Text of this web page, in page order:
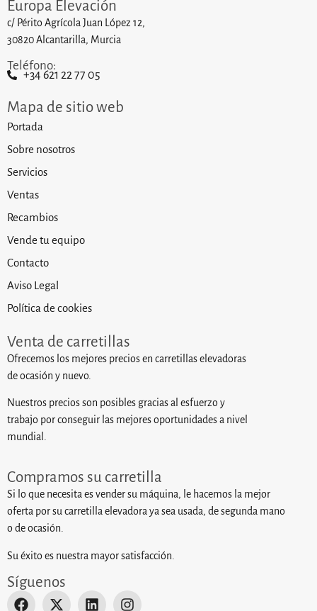
Europa Elevación
c/ Périto Agrícola Juan López 12,
30820 Alcantarilla, Murcia
Teléfono:
+34 621 22 77 05
Mapa de sitio web
Portada
Sobre nosotros
Servicios
Ventas
Recambios
Vende tu equipo
Contacto
Aviso Legal
Política de cookies
Venta de carretillas
Ofrecemos los mejores precios en carretillas elevadoras
de ocasión y nuevo.
Nuestros precios son posibles gracias al esfuerzo y
trabajo por conseguir las mejores oportunidades a nivel
mundial.
Compramos su carretilla
Si lo que necesita es vender su máquina, le hacemos la mejor
oferta por su carretilla elevadora ya sea usada, de segunda mano
o de ocasión.
Su éxito es nuestra mayor satisfacción.
Síguenos